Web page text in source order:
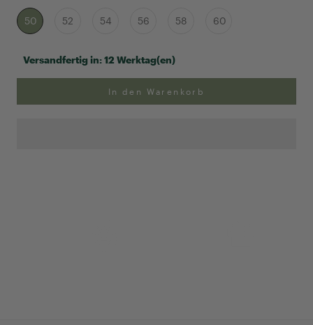
50 52 54 56 58 60
Versandfertig in:12 Werktag(en)
In den Warenkorb